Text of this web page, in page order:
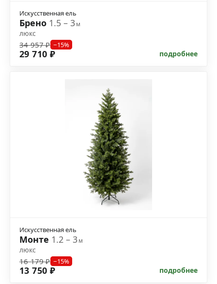
Искусственная ель
Брено 1.5 – 3м
люкс
34 957 ₽ −15%
29 710 ₽ подробнее
Искусственная ель
Монте 1.2 – 3м
люкс
16 179 ₽ −15%
13 750 ₽ подробнее